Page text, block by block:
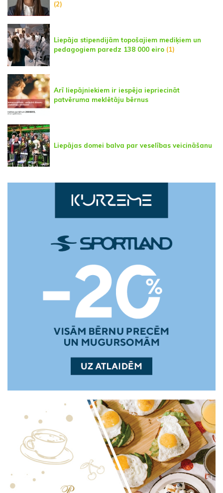
(2)
Liepāja stipendijām topošajiem mediķiem un
pedagogiem paredz 138 000 eiro (1)
Arī liepājniekiem ir iespēja iepriecināt
patvēruma meklētāju bērnus
Liepājas domei balva par veselības veicināšanu